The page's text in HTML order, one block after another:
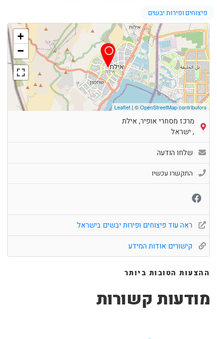
פיצוחים ופירות יבשים
+
−
Leaflet | ©OpenStreetMap contributors
מרכז מסחרי אופיר, אילת
, ישראל
שלחו הודעה
התקשרו עכשיו
ראה עוד פיצוחים ופירות יבשים בישראל
קישורים אודות המידע
ההצעות הטובות ביותר
מודעות קשורות